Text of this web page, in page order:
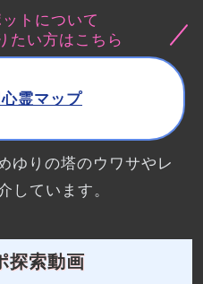
トについて
たい方はこちら
霊マップ
ゆりの塔のウワサやレ
しています。
探索動画